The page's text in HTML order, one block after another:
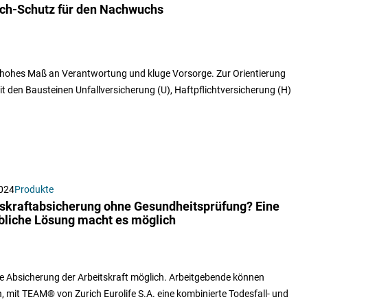
Schutz für den Nachwuchs
Maß an Verantwortung und kluge Vorsorge. Zur Orientierung
den Bausteinen Unfallversicherung (U), Haftpflichtversicherung (H)
Produkte
ohne Gesundheitsprüfung? Eine
Lösung macht es möglich
Absicherung der Arbeitskraft möglich. Arbeitgebende können
TEAM® von Zurich Eurolife S.A. eine kombinierte Todesfall- und